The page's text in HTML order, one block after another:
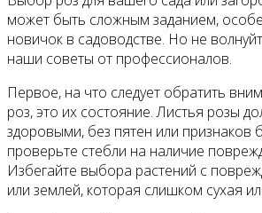
может быть сложным заданием,
новичок в садоводстве. Но не
наши советы от профессионалов.
Первое, на что следует обратить
роз, это их состояние. Листья розы
здоровыми, без пятен или признаков
проверьте стебли на наличие
Избегайте выбора растений с
или землей, которая слишком сухая